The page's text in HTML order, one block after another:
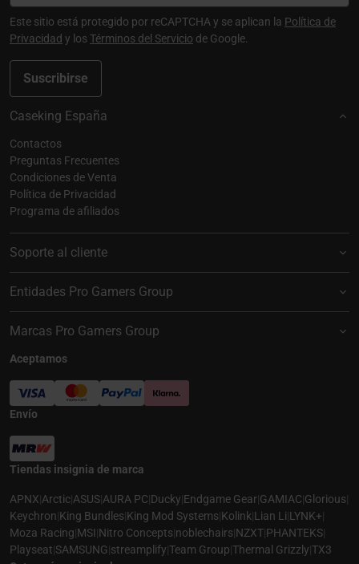
Suscribirse
Este sitio está protegido por reCAPTCHA y se aplican la Política de
Privacidad y losTérminos del Servicio de Google.
Caseking España
Contactos
Preguntas Frecuentes
Condiciones de Venta
Política de Privacidad
Programa de afiliados
Soporte al cliente
Entidades Pro Gamers Group
Marcas Pro Gamers Group
Aceptamos
Envío
Tiendas insignia de marca
APNX|Arctic|ASUS|AURA PC|Ducky|Endgame Gear|GAMIAC|Glorious|
Keychron|King Bundles|King Mod Systems|Kolink|Lian Li|LYNK+|
Moza Racing|MSI|Nitro Concepts|noblechairs|NZXT|PHANTEKS|
Playseat|SAMSUNG|streamplify|Team Group|Thermal Grizzly|TX3